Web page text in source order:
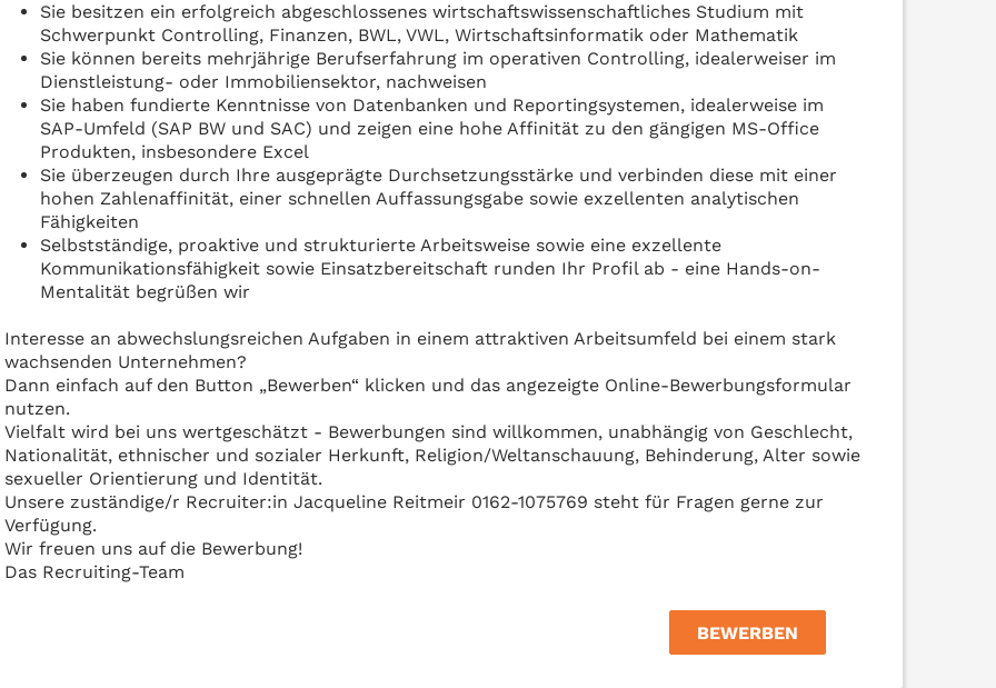
Sie besitzen ein erfolgreich abgeschlossenes wirtschaftswissenschaftliches Studium mit
Schwerpunkt Controlling, Finanzen, BWL, VWL, Wirtschaftsinformatik oder Mathematik
Sie können bereits mehrjährige Berufserfahrung im operativen Controlling, idealerweiser im
Dienstleistung- oder Immobiliensektor, nachweisen
Sie haben fundierte Kenntnisse von Datenbanken und Reportingsystemen, idealerweise im
SAP-Umfeld (SAP BW und SAC) und zeigen eine hohe Affinität zu den gängigen MS-Office
Produkten, insbesondere Excel
Sie überzeugen durch Ihre ausgeprägte Durchsetzungsstärke und verbinden diese mit einer
hohen Zahlenaffinität, einer schnellen Auffassungsgabe sowie exzellenten analytischen
Fähigkeiten
Selbstständige, proaktive und strukturierte Arbeitsweise sowie eine exzellente
Kommunikationsfähigkeit sowie Einsatzbereitschaft runden Ihr Profil ab - eine Hands-on-
Mentalität begrüßen wir
Interesse an abwechslungsreichen Aufgaben in einem attraktiven Arbeitsumfeld bei einem stark
wachsenden Unternehmen?
Dann einfach auf den Button „Bewerben“ klicken und das angezeigte Online-Bewerbungsformular
nutzen.
Vielfalt wird bei uns wertgeschätzt - Bewerbungen sind willkommen, unabhängig von Geschlecht,
Nationalität, ethnischer und sozialer Herkunft, Religion/Weltanschauung, Behinderung, Alter sowie
sexueller Orientierung und Identität.
Unsere zuständige/r Recruiter:in Jacqueline Reitmeir 0162-1075769 steht für Fragen gerne zur
Verfügung.
Wir freuen uns auf die Bewerbung!
Das Recruiting-Team
BEWERBEN